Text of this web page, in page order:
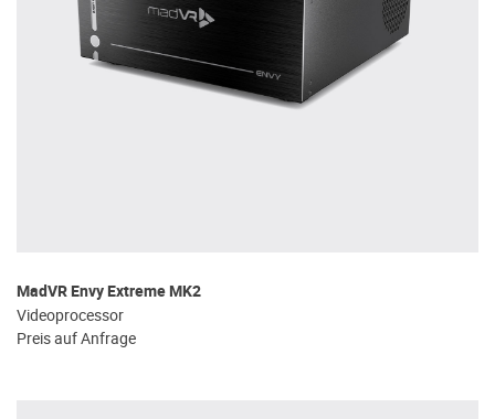
MadVR Envy Extreme MK2
Videoprocessor
Preis auf Anfrage